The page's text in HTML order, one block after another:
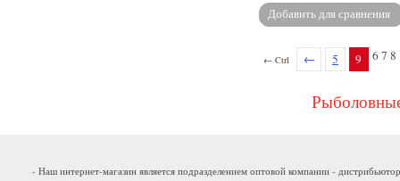
← Ctrl ← 5 6 7 8
9
- Наш интернет-магазин является подразделением оптовой компании -